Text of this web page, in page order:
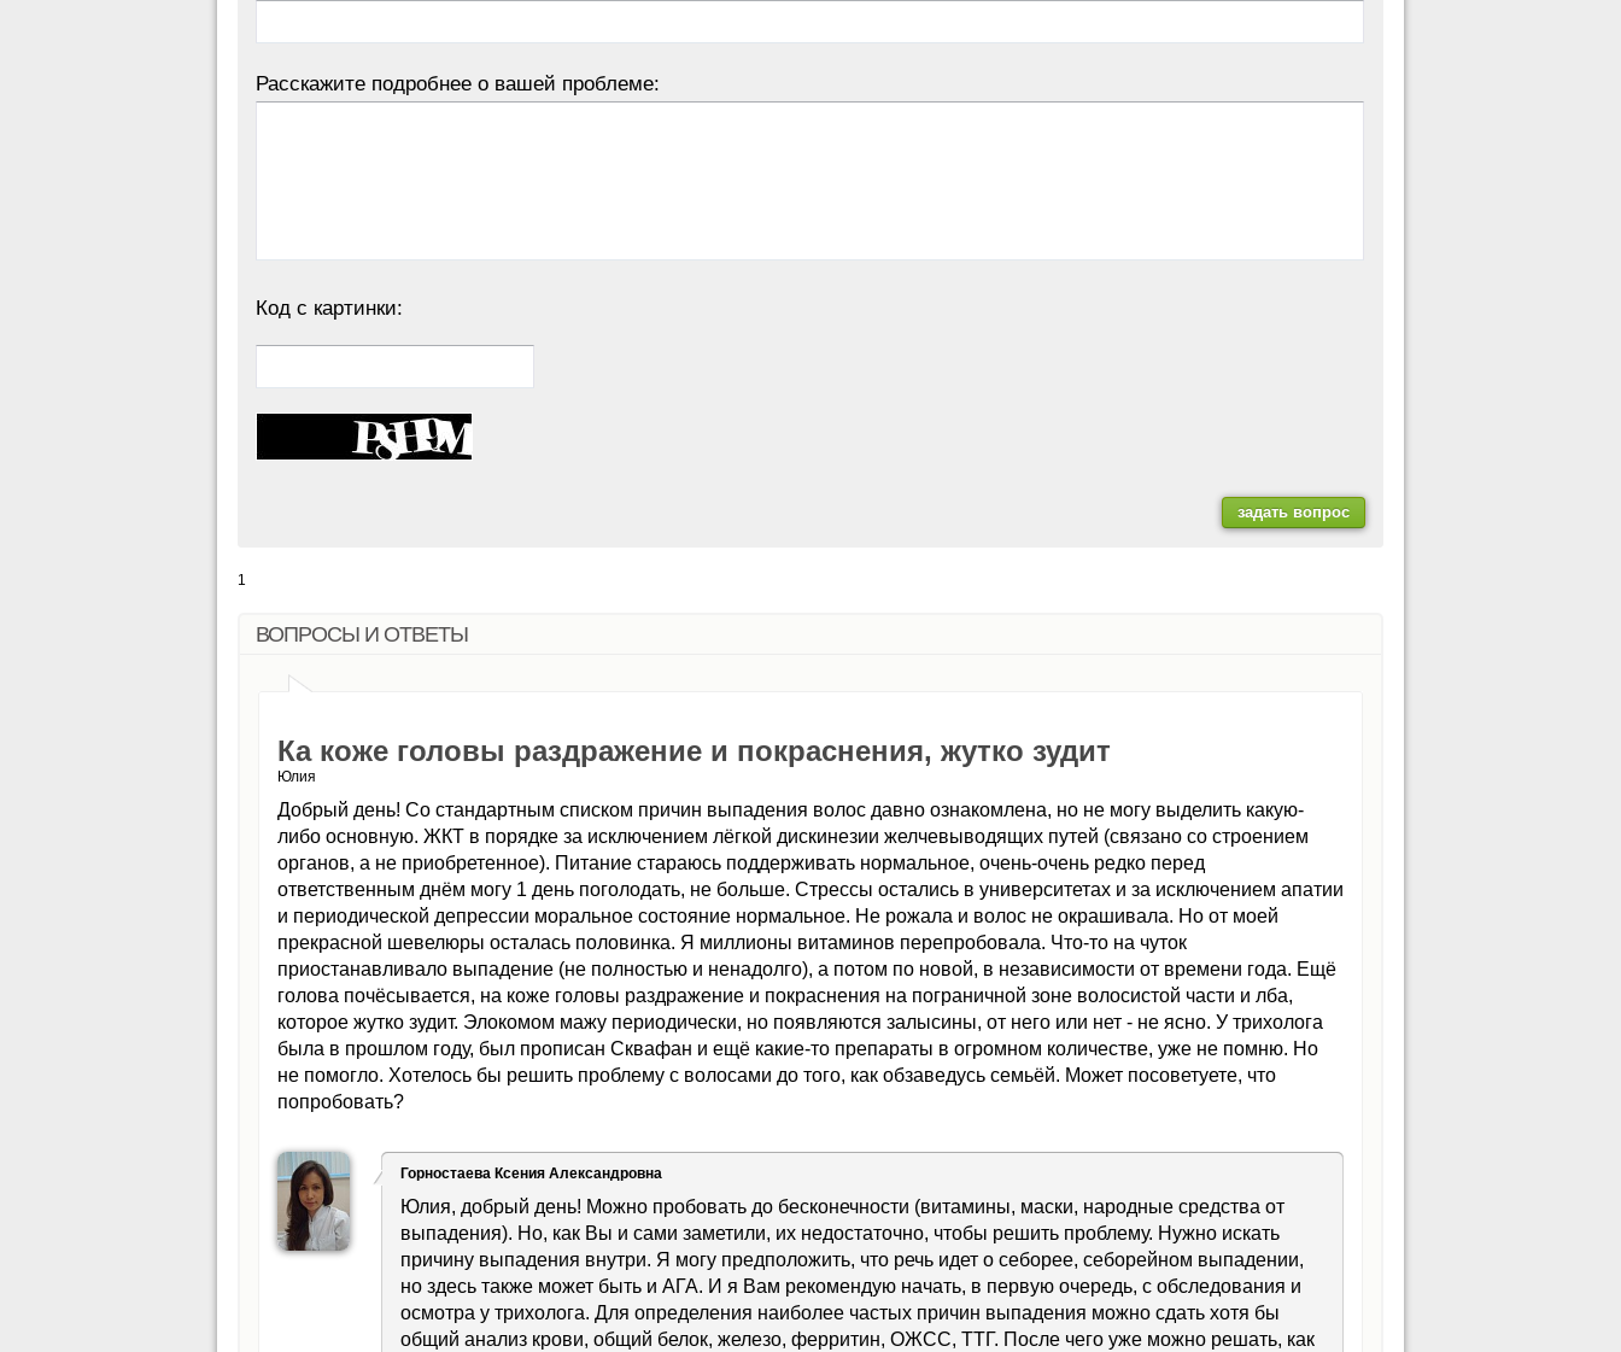
Расскажите подробнее о вашей проблеме:
Код с картинки:
1
ВОПРОСЫ И ОТВЕТЫ
Ка коже головы раздражение и покраснения, жутко зудит
Юлия
Добрый день! Со стандартным списком причин выпадения волос давно ознакомлена, но не могу выделить какую-
либо основную. ЖКТ в порядке за исключением лёгкой дискинезии желчевыводящих путей (связано со строением
органов, а не приобретенное). Питание стараюсь поддерживать нормальное, очень-очень редко перед
ответственным днём могу 1 день поголодать, не больше. Стрессы остались в университетах и за исключением апатии
и периодической депрессии моральное состояние нормальное. Не рожала и волос не окрашивала. Но от моей
прекрасной шевелюры осталась половинка. Я миллионы витаминов перепробовала. Что-то на чуток
приостанавливало выпадение (не полностью и ненадолго), а потом по новой, в независимости от времени года. Ещё
голова почёсывается, на коже головы раздражение и покраснения на пограничной зоне волосистой части и лба,
которое жутко зудит. Элокомом мажу периодически, но появляются залысины, от него или нет - не ясно. У трихолога
была в прошлом году, был прописан Сквафан и ещё какие-то препараты в огромном количестве, уже не помню. Но
не помогло. Хотелось бы решить проблему с волосами до того, как обзаведусь семьёй. Может посоветуете, что
попробовать?
Горностаева Ксения Александровна
Юлия, добрый день! Можно пробовать до бесконечности (витамины, маски, народные средства от
выпадения). Но, как Вы и сами заметили, их недостаточно, чтобы решить проблему. Нужно искать
причину выпадения внутри. Я могу предположить, что речь идет о себорее, себорейном выпадении,
но здесь также может быть и АГА. И я Вам рекомендую начать, в первую очередь, с обследования и
осмотра у трихолога. Для определения наиболее частых причин выпадения можно сдать хотя бы
общий анализ крови, общий белок, железо, ферритин, ОЖСС, ТТГ. После чего уже можно решать, как